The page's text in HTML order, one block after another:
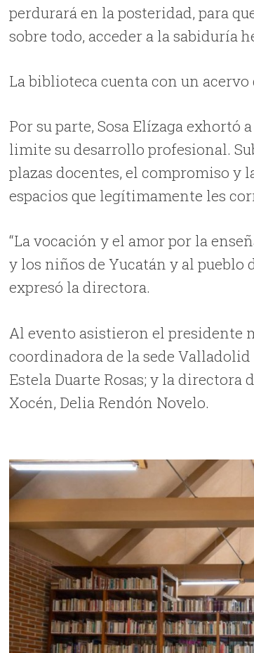
perdurará en la posteridad, para
sobre todo, acceder a la sabiduría
La biblioteca cuenta con un acervo
Por su parte, Sosa Elízaga
limite su desarrollo profesional.
plazas docentes, el compromiso y
espacios que legítimamente les
“La vocación y el amor por la
y los niños de Yucatán y al pueblo
expresó la directora.
Al evento asistieron el presidente
coordinadora de la sede
Estela Duarte Rosas; y la directora
Xocén, Delia Rendón Novelo.